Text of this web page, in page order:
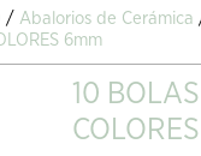
/ Abalorios de Cerámica
6mm
10